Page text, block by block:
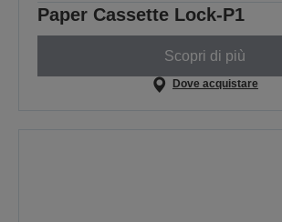
Paper Cassette Lock-P1
Scopri di più
Dove acquistare